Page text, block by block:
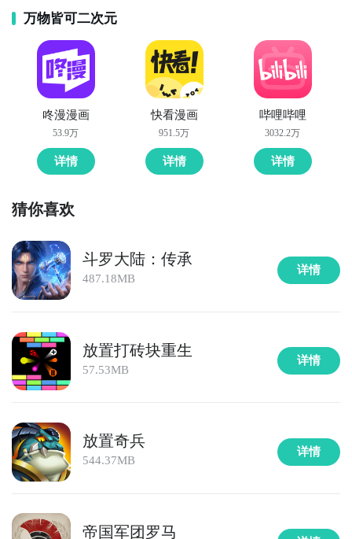
及时接受活动,礼包,开测和开放下载的提醒；
九游APP
玩新游 上九游
游抢先下
先体验到呢？不用担心，目前九游客户端已经开通了测
试提醒了，通过在九游APP中搜索“星月大陆：放置帝
国”，点击右边的【订阅】或者是【开测提醒】，订阅游
戏就不会错过最先的下载机会了咯！
九游APP
玩新游 上九游
游抢先下
好了，小编为大家大家提供了这两种教程是下载星月大
陆：放置帝国最为直接方法哦，不知道大家有没有清楚
的知道呢？想要了解更多精彩内容，不妨多多关注九游
星月大陆：放置帝国
万物皆可二次元
咚漫漫画
53.9万
详情
快看漫画
951.5万
详情
哔哩哔哩
3032.2万
详情
猜你喜欢
斗罗大陆：传承
487.18MB
详情
放置打砖块重生
57.53MB
详情
放置奇兵
544.37MB
详情
帝国军团罗马